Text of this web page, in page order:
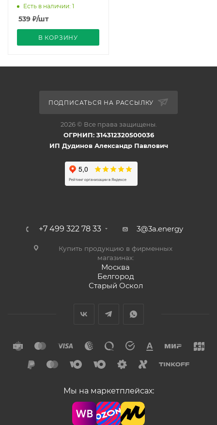
Schneider Electric
Есть в наличии: 1
539 ₽/шт
В КОРЗИНУ
ПОДПИСАТЬСЯ НА РАССЫЛКУ
2026 © Все права защищены.
ОГРНИП: 314312320500036
ИП Дудинов Александр Павлович
+7 499 322 78 33 3@3a.energy
Купить продукцию в фирменных
магазинах:
Москва
Белгород
Старый Оскол
Мы на маркетплейсах: